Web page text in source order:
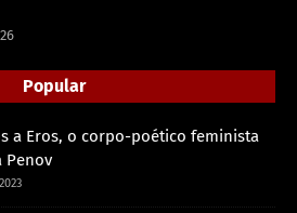
Popular
a Eros, o corpo-poético feminista
Penov